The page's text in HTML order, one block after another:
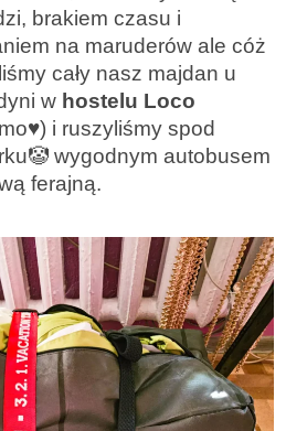
brakiem czasu i
na maruderów ale cóż
cały nasz majdan u
w hostelu Loco
i ruszyliśmy spod
wygodnym autobusem
ferajną.